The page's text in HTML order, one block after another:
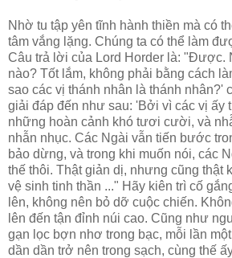
Nhờ tu tập yên tĩnh hành thiền mà có
tâm vắng lặng. Chúng ta có thể làm
Câu trả lời của Lord Horder là: "Ðược.
nào? Tốt lắm, không phải bằng cách
sao các vị thánh nhân là thánh nhân?'
giải đáp đến như sau: 'Bởi vì các vị ấy
những hoàn cảnh khó tươi cười, và
nhẫn nhục. Các Ngài vẫn tiến bước
bảo dừng, và trong khi muốn nói, các
thế thôi. Thật giản dị, nhưng cũng thật
vệ sinh tinh thần ..." Hãy kiên trì cố
lên, không nên bỏ dỡ cuộc chiến.
lên đến tận đỉnh núi cao. Cũng như
gạn lọc bợn nhơ trong bạc, mỗi lần
dần dần trở nên trong sạch, cùng thế